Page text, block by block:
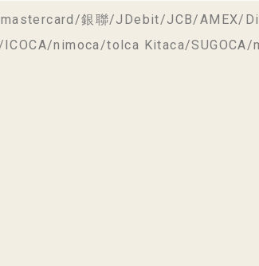
mastercard/銀聯/JDebit/JCB/AMEX/
ICOCA/nimoca/tolca Kitaca/